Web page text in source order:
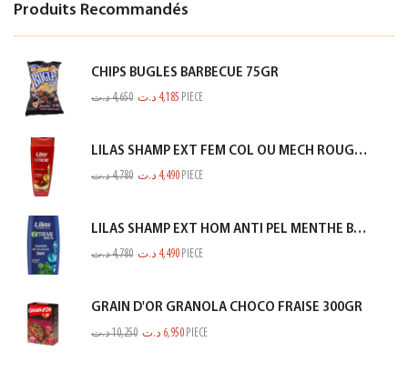
Produits Recommandés
CHIPS BUGLES BARBECUE 75GR
4,650د.ت 4,185 د.ت PIECE
LILAS SHAMP EXT FEM COL OU MECH ROUGE 350ML
4,780د.ت 4,490 د.ت PIECE
LILAS SHAMP EXT HOM ANTI PEL MENTHE BLEU 350ML
4,780د.ت 4,490 د.ت PIECE
GRAIN D'OR GRANOLA CHOCO FRAISE 300GR
10,250د.ت 6,950 د.ت PIECE